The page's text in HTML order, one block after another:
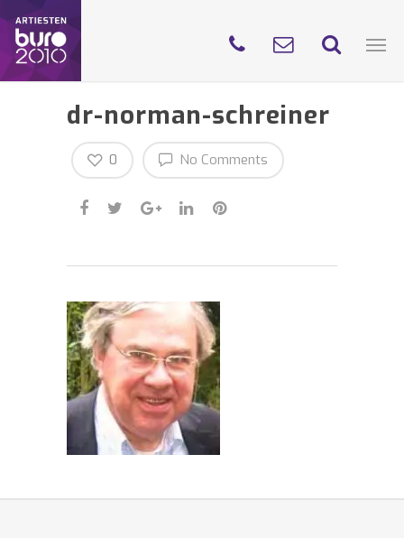
dr-norman-schreiner
No Comments
0